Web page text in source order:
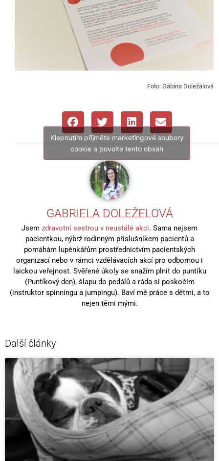
Foto: Gábina Doležalová
Klepnutím přijměte marketingové soubory
cookie a povolte tento obsah
GABRIELA DOLEŽELOVÁ
Jsem zdravotní sestrou v neustálé akci. Sama nejsem
pacientkou, nýbrž rodinným příslušníkem pacientů a
pomáhám lupénkářům prostřednictvím pacientských
organizací nebo v rámci vzdělávacích akcí pro odbornou i
laickou veřejnost. Svěřené úkoly se snažím plnit do puntíku
(Puntíkový den), šlapu do pedálů a ráda si poskočím
(instruktor spinningu a jumpingu). Baví mě práce s dětmi, a to
nejen těmi mými.
Další články